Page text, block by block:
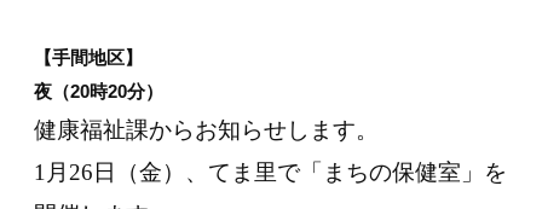
【手間地区】
夜（20時20分）
健康福祉課からお知らせします。
1 月26日 （金） 、てま里で「まちの保健室」を